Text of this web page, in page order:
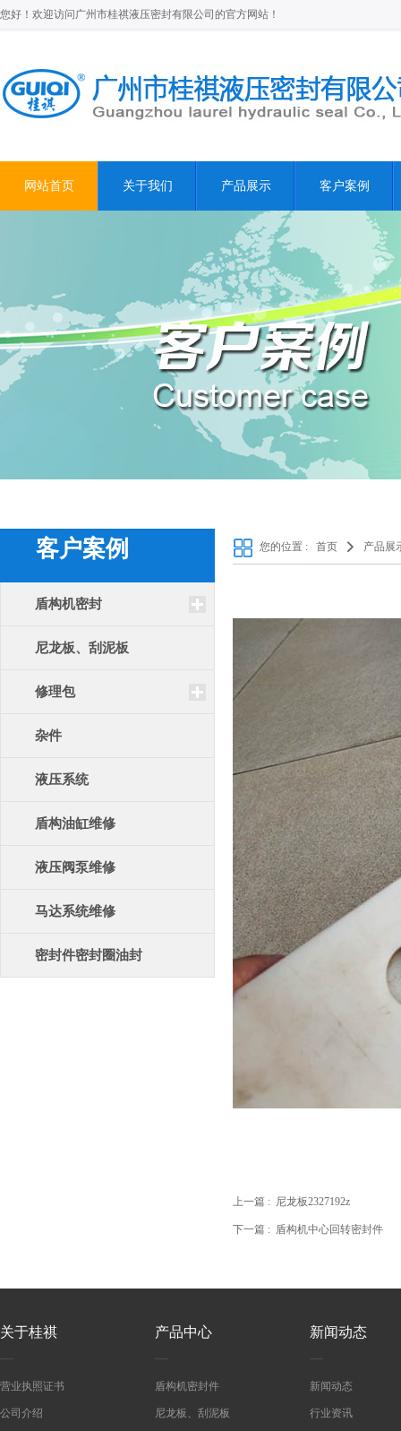
您好！欢迎访问广州市桂祺液压密封有限公司的官方网站！
网站首页 关于我们 产品展示 客户案例
客户案例
盾构机密封
尼龙板、刮泥板
修理包
杂件
液压系统
盾构油缸维修
液压阀泵维修
马达系统维修
密封件密封圈油封
您的位置 : 首页 产品展
上一篇 : 尼龙板2327192z
下一篇 : 盾构机中心回转密封件
关于桂祺
营业执照证书
公司介绍
产品中心
盾构机密封件
尼龙板、刮泥板
新闻动态
新闻动态
行业资讯